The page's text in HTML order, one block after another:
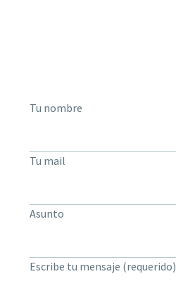
Tu nombre
Tu mail
Asunto
Escribe tu mensaje (requerido)